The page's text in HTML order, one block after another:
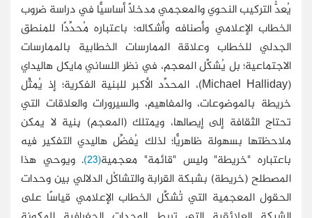
يُعدُّ التركيب النحوي والمعجمي مدخلًا أساسيًّا في دراسة ضروب
الخطاب الإعلامي وأصنافه وأشكاله؛ باعتباره مُحدِّدًا للمنطق
الجدلي للخطاب وعلاقة الممارسات الخطابية بالممارسات
الاجتماعية؛ بل يُشكِّل المعجم، في نظر اللساني مايكل هاليداي
(Michael Halliday)، المحدِّد الأكبر للبنية الفكرية؛ إذ يُمثِّل
خريطة بالموضوعات، والمفاهيم، والسيرورات والعلاقات التي
تحتاج الثقافة إلى إيصالها، ويمتلك (المعجم) بِنية لا يمكن
ملاحظتها بسهولة ظاهريًّا؛ لذلك يُفضِّل هاليدي التفكير فيه
باعتباره "خريطة" وليس "قائمة" معجمية(23)
. ويوحي هذا
المصطلح (خريطة) بشبكة القرابة والتشاكُل الدلالي بين وحدات
الحقول المعجمية التي تُشكِّل الخطاب الإعلامي قياسًا على